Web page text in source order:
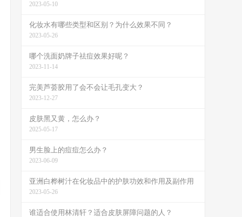
2023-05-10
化妆水有哪些类型和区别？为什么效果不同？
2023-05-26
哪个洗面奶牌子祛痘效果好呢？
2023-11-14
完美芦荟胶用了会不会让毛孔变大？
2023-12-27
皮肤黑又黄，怎么办？
2025-05-17
男生脸上的痘痘怎么办？
2023-06-09
亚洲白桦树汁在化妆品中的护肤功效和作用及副作用
2023-05-26
谁适合使用林清轩？适合皮肤屏障问题的人？